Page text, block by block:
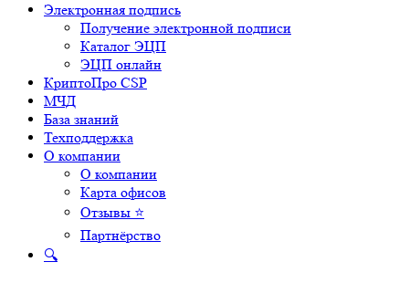
Электронная подпись
Получение электронной подписи
Каталог ЭЦП
ЭЦП онлайн
КриптоПро CSP
МЧД
База знаний
Техподдержка
О компании
О компании
Карта офисов
Отзывы ⭐
Партнёрство
🔍